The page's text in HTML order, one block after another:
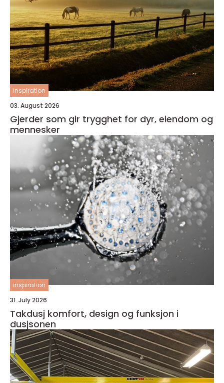
inspiration
03. August 2026
Gjerder som gir trygghet for dyr, eiendom og
mennesker
inspiration
31. July 2026
Takdusj komfort, design og funksjon i
dusjsonen